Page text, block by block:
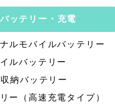
ッテリー・充電
ルモバイルバッテリー
ルバッテリー
納バッテリー
ー（高速充電タイプ）